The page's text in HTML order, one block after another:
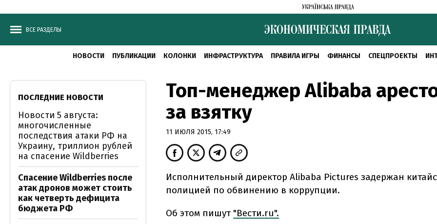
ВСЕ РАЗДЕЛЫ
НОВОСТИ ПУБЛИКАЦИИ КОЛОНКИ ИНФРАСТРУКТУРА ПРАВИЛА ИГРЫ ФИНАНСЫ СПЕЦПРОЕКТЫ
Топ-менеджер Alibaba
за взятку
11 ИЮЛЯ 2015, 17:49
Исполнительный директор Alibaba Pictures задержан
полицией по обвинению в коррупции.
Об этом пишут "Вести.ru".
ПОСЛЕДНИЕ НОВОСТИ
Новости 5 августа:
многочисленные
последствия атаки РФ на
Украину, триллион рублей
на спасение Wildberries
Спасение Wildberries после
атак дронов может стоить
как четверть дефицита
бюджета РФ